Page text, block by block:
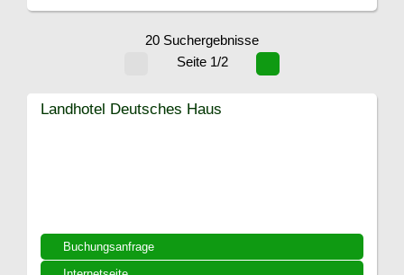
20 Suchergebnisse
Seite 1/2
Buchungsanfrage
Landhotel Deutsches Haus